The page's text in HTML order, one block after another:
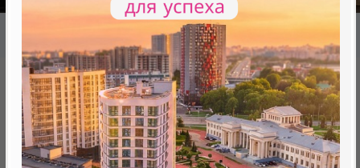
База новостроек Минска «Минск Мир»
9.6 "Сан-Паулу", квартал "Южная Америка"
9.6 "Сан-Паулу", квартал
"Южная Америка"
нет в продаже